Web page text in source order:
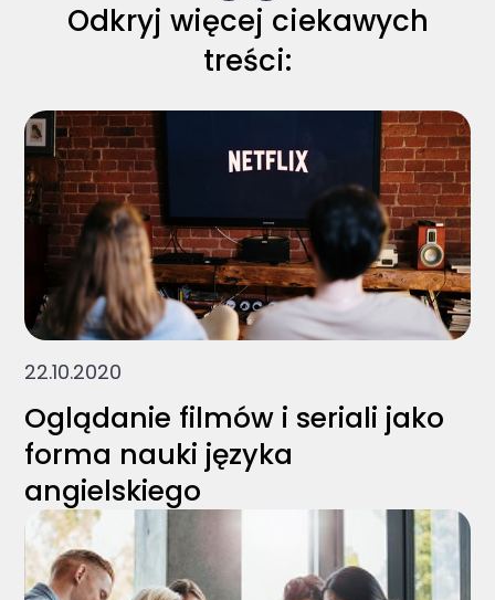
Odkryj więcej ciekawych
treści:
22.10.2020
Oglądanie filmów i seriali jako
forma nauki języka
angielskiego